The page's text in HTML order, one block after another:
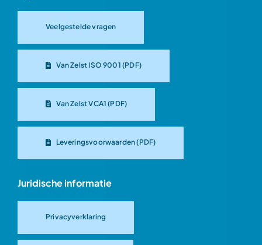
Veelgestelde vragen
Van Zelst ISO 9001 (PDF)
Van Zelst VCA1 (PDF)
Leveringsvoorwaarden (PDF)
Juridische informatie
Privacyverklaring